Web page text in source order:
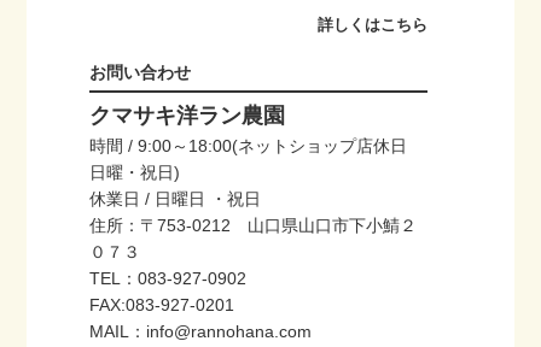
詳しくはこちら
お問い合わせ
クマサキ洋ラン農園
時間 / 9:00～18:00(ネットショップ店休日
日曜・祝日)
休業日 / 日曜日 ・祝日
住所：〒753-0212 山口県山口市下小鯖２
０７３
TEL：083-927-0902
FAX:083-927-0201
MAIL：info@rannohana.com